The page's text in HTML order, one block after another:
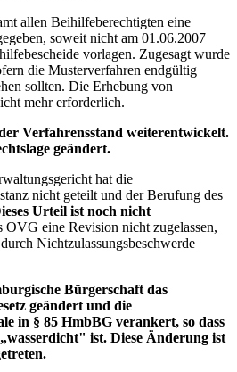
allen Beihilfeberechtigten eine
soweit nicht am 01.06.2007
vorlagen. Zugesagt wurde
die Musterverfahren endgültig
sollten. Die Erhebung von
mehr erforderlich.
Verfahrensstand weiterentwickelt.
geändert.
hat die
nicht geteilt und der Berufung des
Urteil ist noch nicht
OVG eine Revision nicht zugelassen,
Nichtzulassungsbeschwerde
Bürgerschaft das
geändert und die
in § 85 HmbBG verankert, so dass
ist. Diese Änderung ist